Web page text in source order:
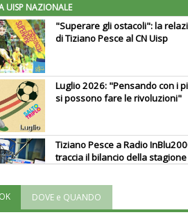
UISP NAZIONALE
"Superare gli ostacoli": la
di Tiziano Pesce al CN Uisp
Luglio 2026: "Pensando con i
si possono fare le rivoluzioni"
Tiziano Pesce a Radio
traccia il bilancio della stagione
Ddl Lobby, Uisp: “Il Parlamento
DOVE e QUANDO